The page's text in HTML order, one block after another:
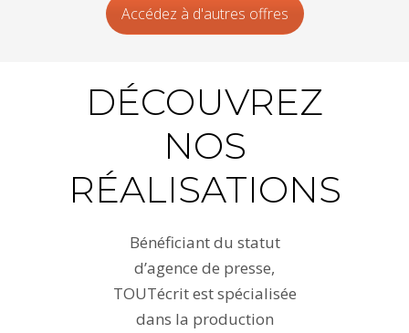
Accédez à d'autres offres
DÉCOUVREZ
NOS
RÉALISATIONS
Bénéficiant du statut
d’agence de presse,
TOUTécrit est spécialisée
dans la production